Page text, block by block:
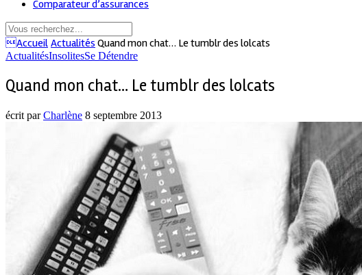
Comparateur d’assurances
Accueil Actualités Quand mon chat… Le tumblr des lolcats
ActualitésInsolitesSe Détendre
Quand mon chat… Le tumblr des lolcats
écrit parCharlène 8 septembre 2013